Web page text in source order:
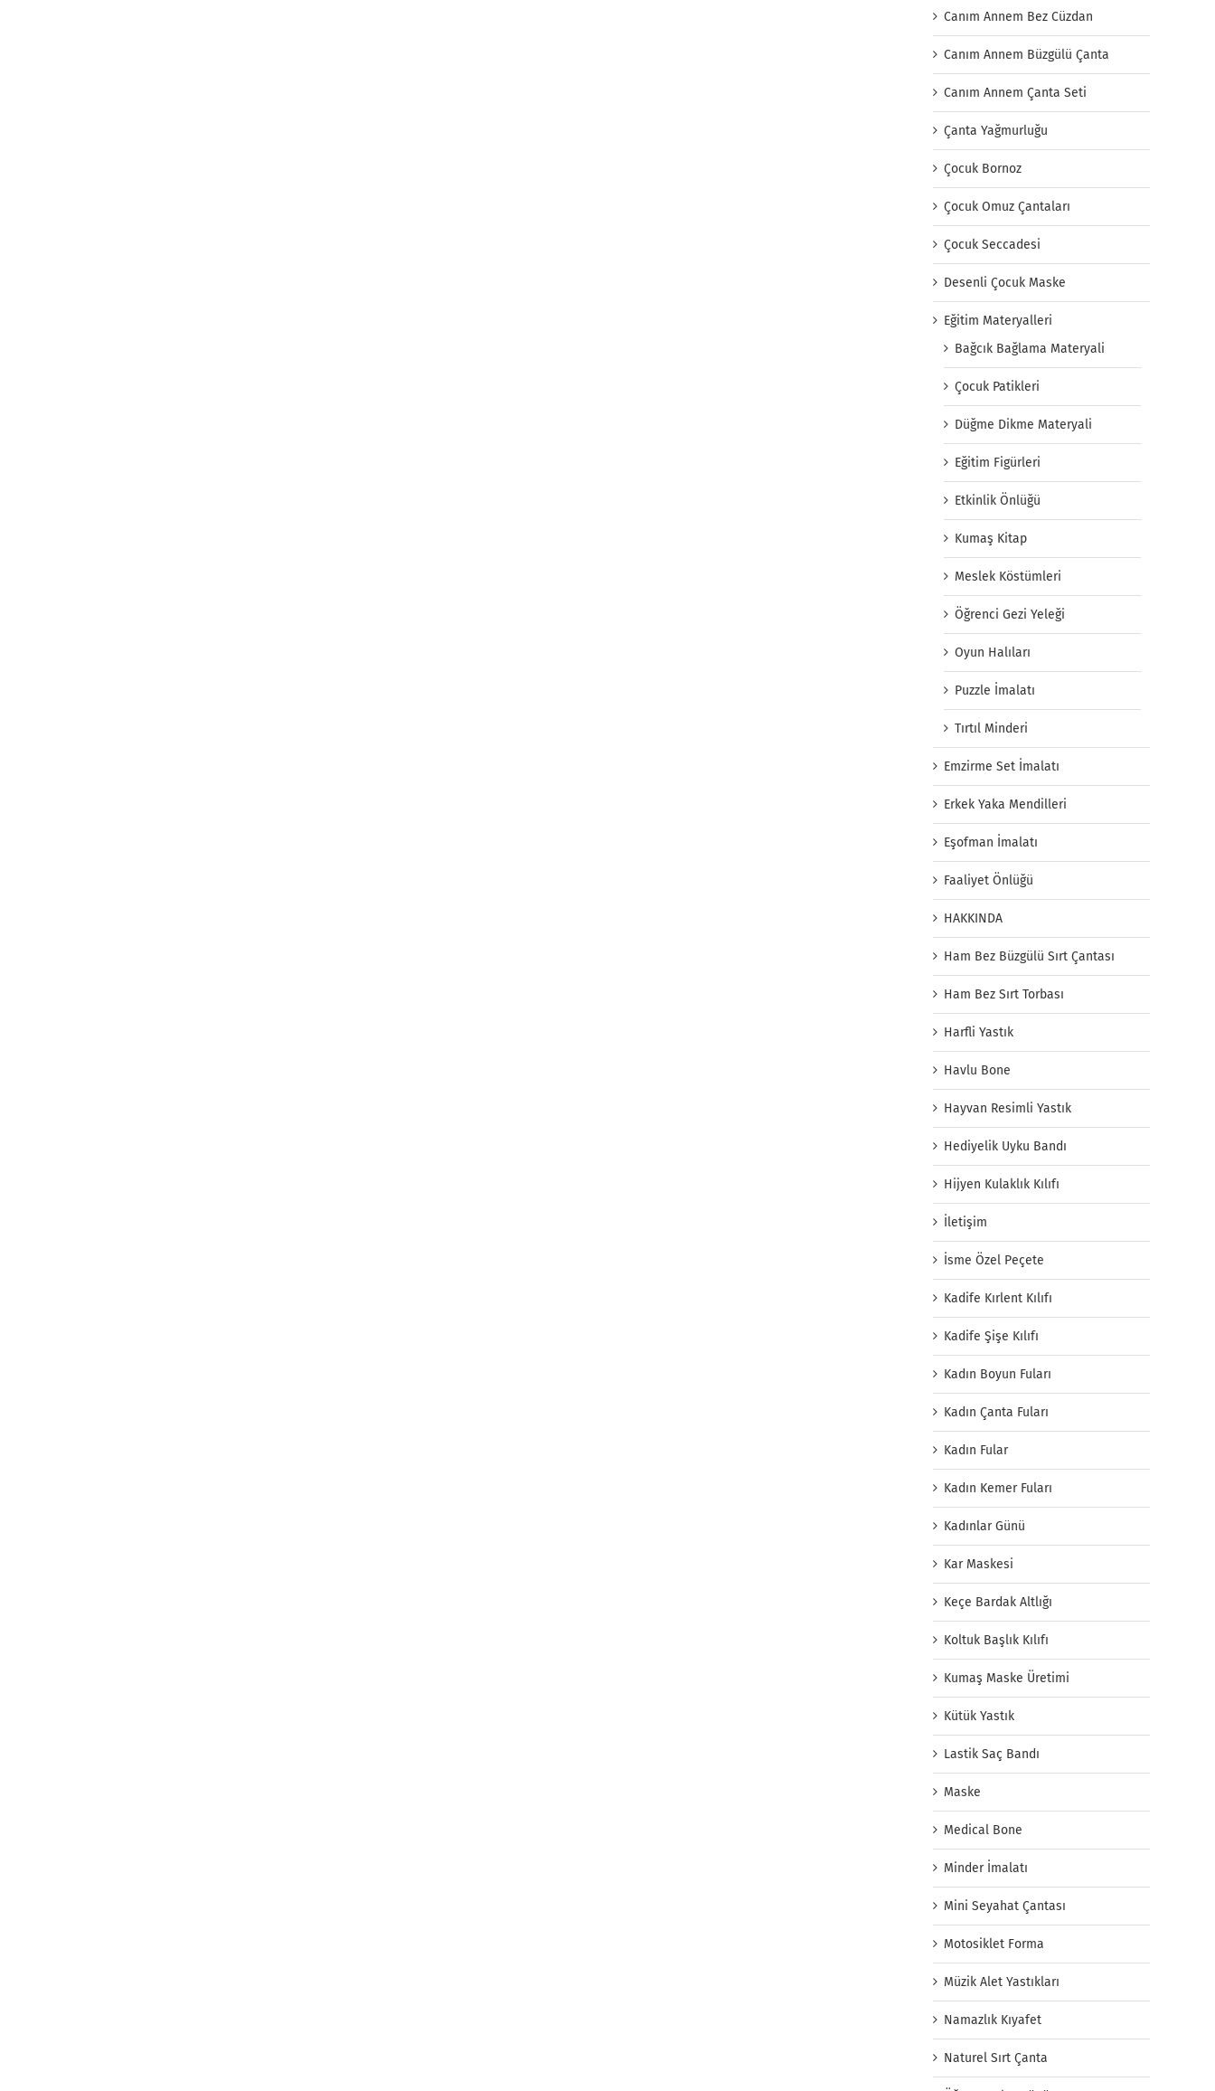
Canım Annem Bez Cüzdan
Canım Annem Büzgülü Çanta
Canım Annem Çanta Seti
Çanta Yağmurluğu
Çocuk Bornoz
Çocuk Omuz Çantaları
Çocuk Seccadesi
Desenli Çocuk Maske
Eğitim Materyalleri
Bağcık Bağlama Materyali
Çocuk Patikleri
Düğme Dikme Materyali
Eğitim Figürleri
Etkinlik Önlüğü
Kumaş Kitap
Meslek Köstümleri
Öğrenci Gezi Yeleği
Oyun Halıları
Puzzle İmalatı
Tırtıl Minderi
Emzirme Set İmalatı
Erkek Yaka Mendilleri
Eşofman İmalatı
Faaliyet Önlüğü
HAKKINDA
Ham Bez Büzgülü Sırt Çantası
Ham Bez Sırt Torbası
Harfli Yastık
Havlu Bone
Hayvan Resimli Yastık
Hediyelik Uyku Bandı
Hijyen Kulaklık Kılıfı
İletişim
İsme Özel Peçete
Kadife Kırlent Kılıfı
Kadife Şişe Kılıfı
Kadın Boyun Fuları
Kadın Çanta Fuları
Kadın Fular
Kadın Kemer Fuları
Kadınlar Günü
Kar Maskesi
Keçe Bardak Altlığı
Koltuk Başlık Kılıfı
Kumaş Maske Üretimi
Kütük Yastık
Lastik Saç Bandı
Maske
Medical Bone
Minder İmalatı
Mini Seyahat Çantası
Motosiklet Forma
Müzik Alet Yastıkları
Namazlık Kıyafet
Naturel Sırt Çanta